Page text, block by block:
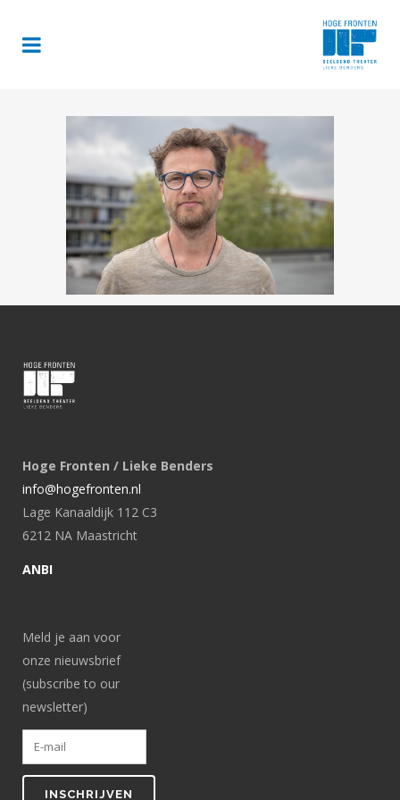
Hoge Fronten / Lieke Benders
info@hogefronten.nl
Lage Kanaaldijk 112 C3
6212 NA Maastricht
ANBI
Meld je aan voor
onze nieuwsbrief
(subscribe to our
newsletter)